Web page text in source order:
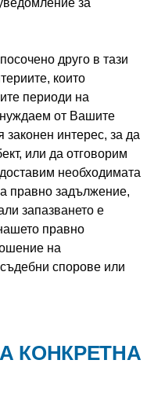
за
друго в тази
които
периоди на
от Вашите
интерес, за да
или да отговорим
необходимата
правно задължение,
запазването е
правно
на
спорове или
КОНКРЕТНА